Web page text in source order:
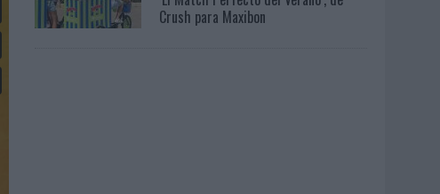
Crush para Maxibon